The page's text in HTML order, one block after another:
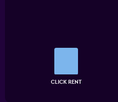
CLICK RENT